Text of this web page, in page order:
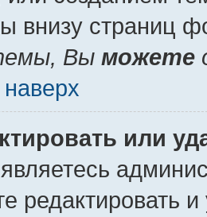
внизу страниц
Вы можете
или
редактировать